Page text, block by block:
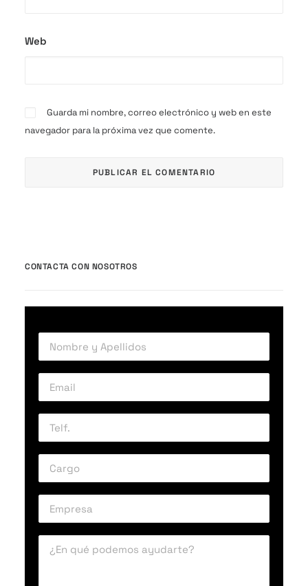
Web
Guarda mi nombre, correo electrónico y web en este
navegador para la próxima vez que comente.
CONTACTA CON NOSOTROS